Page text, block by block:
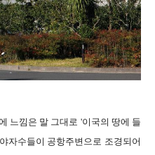
느낌은 말 그대로 '이국의 땅에 들
자수들이 공항주변으로 조경되어